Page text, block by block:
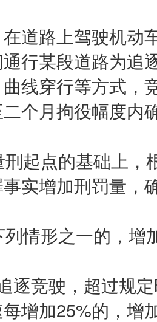
路上驾驶机动
行某段道路为追
线穿行等方式，
个月拘役幅度内
点的基础上，
实增加刑罚量，
形之一的，增
竞驶，超过规定
增加25%的，增